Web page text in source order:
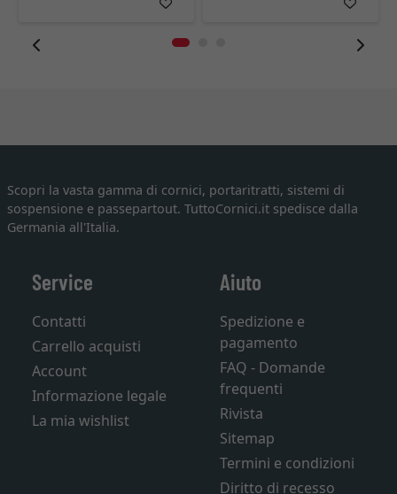
Scopri la vasta gamma di cornici, portaritratti, sistemi di
sospensione e passepartout. TuttoCornici.it spedisce dalla
Germania all'Italia.
Service
Contatti
Carrello acquisti
Account
Informazione legale
La mia wishlist
Aiuto
Spedizione e
pagamento
FAQ - Domande
frequenti
Rivista
Sitemap
Termini e condizioni
Diritto di recesso